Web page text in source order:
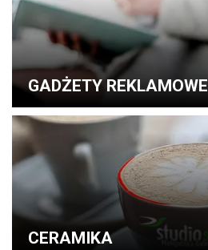
GADŻETY REKLAMOWE
CERAMIKA